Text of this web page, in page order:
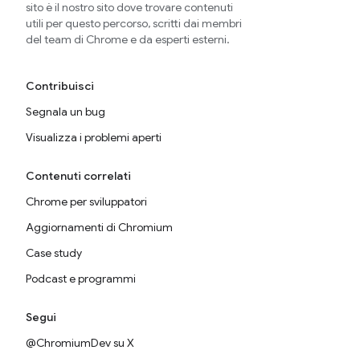
sito è il nostro sito dove trovare contenuti
utili per questo percorso, scritti dai membri
del team di Chrome e da esperti esterni.
Contribuisci
Segnala un bug
Visualizza i problemi aperti
Contenuti correlati
Chrome per sviluppatori
Aggiornamenti di Chromium
Case study
Podcast e programmi
Segui
@ChromiumDev su X